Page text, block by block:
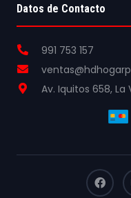
Datos de Contacto
991 753 157
Av. Iquitos 658, La